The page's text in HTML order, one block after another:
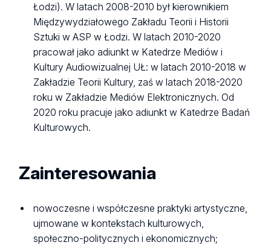
Łodzi). W latach 2008-2010 był kierownikiem
Międzywydziałowego Zakładu Teorii i Historii
Sztuki w ASP w Łodzi. W latach 2010-2020
pracował jako adiunkt w Katedrze Mediów i
Kultury Audiowizualnej UŁ: w latach 2010-2018 w
Zakładzie Teorii Kultury, zaś w latach 2018-2020
roku w Zakładzie Mediów Elektronicznych. Od
2020 roku pracuje jako adiunkt w Katedrze Badań
Kulturowych.
Zainteresowania
nowoczesne i współczesne praktyki artystyczne,
ujmowane w kontekstach kulturowych,
społeczno-politycznych i ekonomicznych;